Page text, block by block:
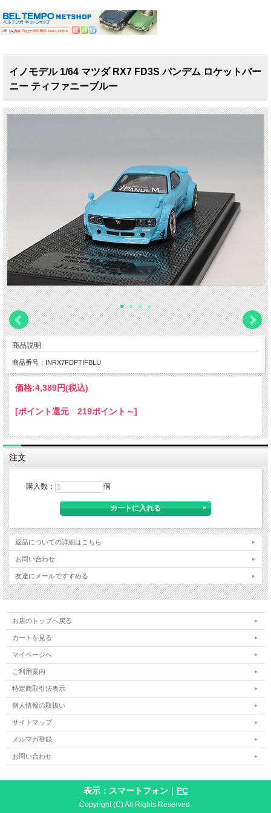
イノモデル 1/64 マツダ RX7 FD3S パンデム ロケットバー
ニー ティファニーブルー
商品説明
商品番号：INRX7FDPTIFBLU
価格:4,389円(税込)
[ポイント還元 219ポイント～]
注文
購入数： 個
返品についての詳細はこちら
お問い合わせ
友達にメールですすめる
お店のトップへ戻る
カートを見る
マイページへ
ご利用案内
特定商取引法表示
個人情報の取扱い
サイトマップ
メルマガ登録
お問い合わせ
表示：スマートフォン｜ PC
Copyright (C) All Rights Reserved.